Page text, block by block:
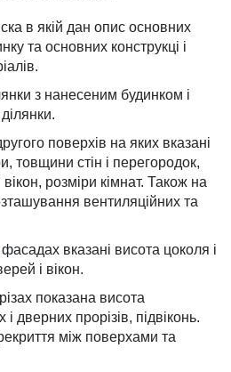
в якій дан опис основних
та основних конструкці і
з нанесеним будинком і
поверхів на яких вказані
товщини стін і перегородок,
вікон, розміри кімнат. Також на
вентиляційних та
вказані висота цоколя і
і вікон.
показана висота
дверних прорізів, підвіконь.
між поверхами та